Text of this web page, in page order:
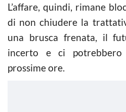
L’affare, quindi, rimane
di non chiudere la
una brusca frenata, il
incerto e ci potrebbero
prossime ore.